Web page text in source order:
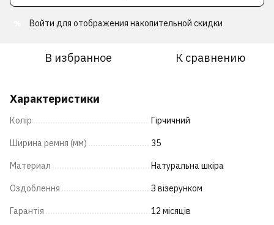
Войти для отображения накопительной скидки
В избранное К сравнению
Характеристики
Колір Гірчичний
Ширина ремня (мм) 35
Материал Натуральна шкіра
Оздоблення З візерунком
Гарантія 12 місяців